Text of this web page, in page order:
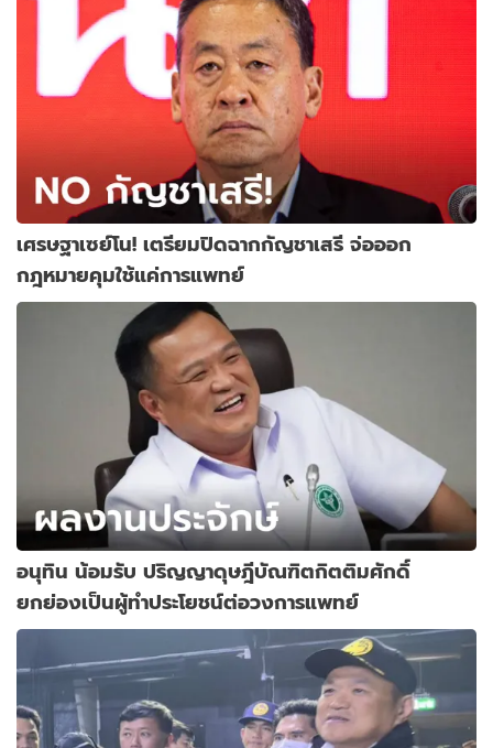
เศรษฐาเซย์โน! เตรียมปิดฉากกัญชาเสรี จ่อออก
กฎหมายคุมใช้แค่การแพทย์
อนุทิน น้อมรับ ปริญญาดุษฎีบัณฑิตกิตติมศักดิ์
ยกย่องเป็นผู้ทำประโยชน์ต่อวงการแพทย์